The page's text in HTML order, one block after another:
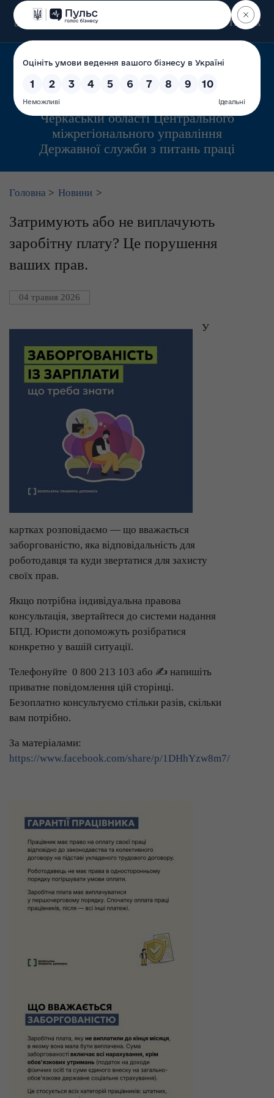
Пошук
Управління інспекційної діяльності у
Черкаській області Центрального
міжрегіонального управління
Державної служби з питань праці
Головна > Новини >
Затримують або не виплачують
заробітну плату? Це порушення
ваших прав.
04 травня 2026
У
картках розповідаємо — що вважається
заборгованістю, яка відповідальність для
роботодавця та куди звертатися для захисту
своїх прав.
Якщо потрібна індивідуальна правова
консультація, звертайтеся до системи надання
БПД. Юристи допоможуть розібратися
конкретно у вашій ситуації.
Телефонуйте 0 800 213 103 або ✍️ напишіть
приватне повідомлення цій сторінці.
Безоплатно консультуємо стільки разів, скільки
вам потрібно.
За матеріалами:
https://www.facebook.com/share/p/1DHhYzw8m7/